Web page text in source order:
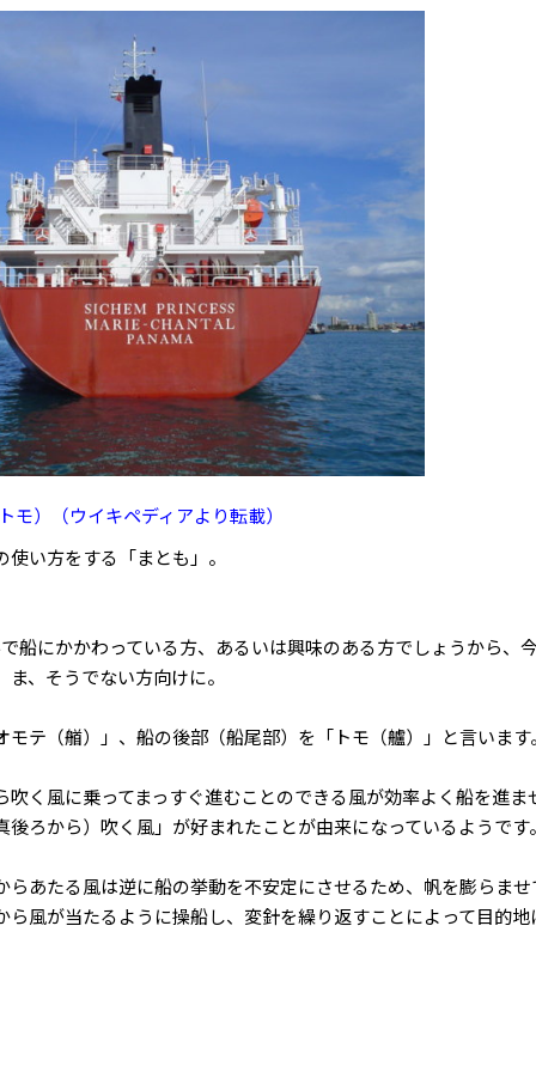
モ）（ウイキペディアより転載）
い方をする「まとも」。
船にかかわっている方、あるいは興味のある方でしょうから、
、そうでない方向けに。
テ（艏）」、船の後部（船尾部）を「トモ（艫）」と言います。
く風に乗ってまっすぐ進むことのできる風が効率よく船を進ま
ろから）吹く風」が好まれたことが由来になっているようです。
あたる風は逆に船の挙動を不安定にさせるため、帆を膨らませ
風が当たるように操船し、変針を繰り返すことによって目的地